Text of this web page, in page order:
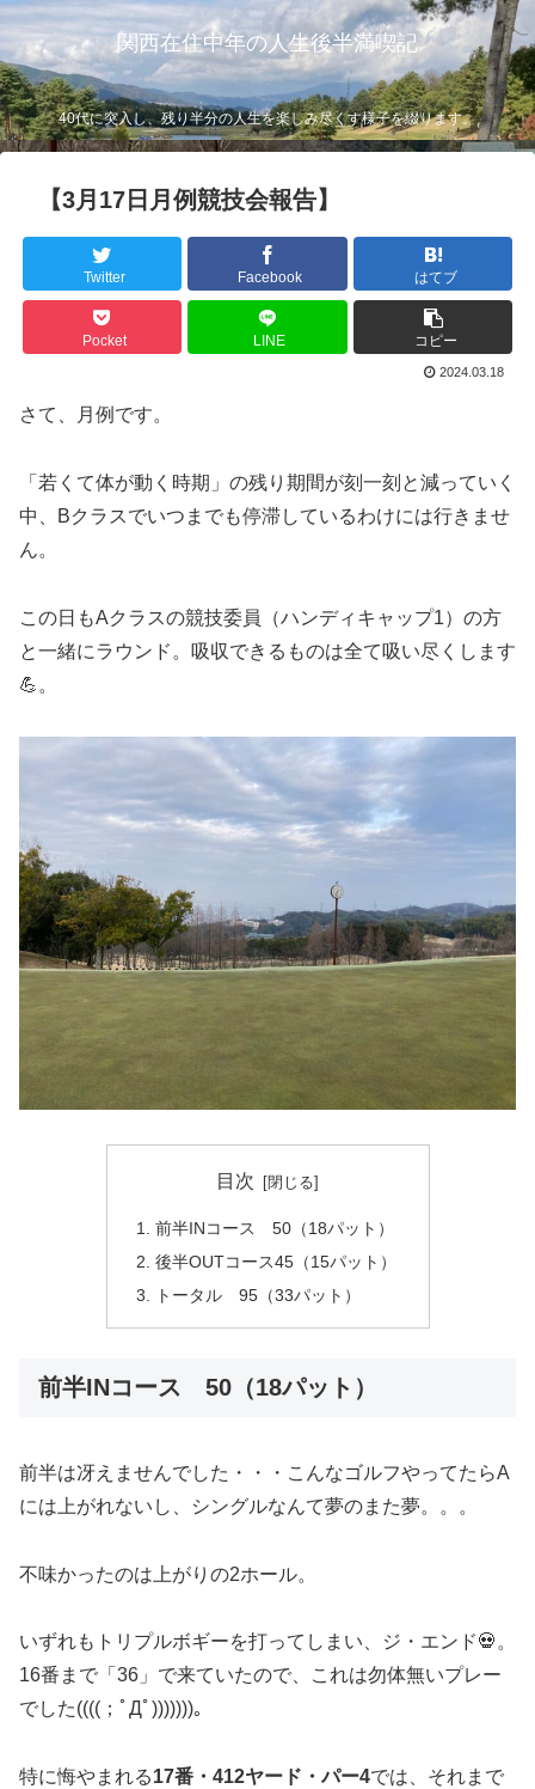
関西在住中年の人生後半満喫記
40代に突入し、残り半分の人生を楽しみ尽くす様子を綴ります。
【3月17日月例競技会報告】
Twitter Facebook はてブ
Pocket LINE コピー
2024.03.18
さて、月例です。
「若くて体が動く時期」の残り期間が刻一刻と減っていく
中、Bクラスでいつまでも停滞しているわけには行きませ
ん。
この日もAクラスの競技委員（ハンディキャップ1）の方
と一緒にラウンド。吸収できるものは全て吸い尽くします
💪。
目次
前半INコース 50（18パット）
後半OUTコース45（15パット）
トータル 95（33パット）
前半INコース 50（18パット）
前半は冴えませんでした・・・こんなゴルフやってたらA
には上がれないし、シングルなんて夢のまた夢。。。
不味かったのは上がりの2ホール。
いずれもトリプルボギーを打ってしまい、ジ・エンド💀。
16番まで「36」で来ていたので、これは勿体無いプレー
でした((((；ﾟДﾟ)))))))。
特に悔やまれる17番・412ヤード・パー4では、それまで